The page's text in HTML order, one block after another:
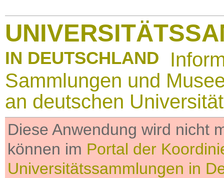
IN DEUTSCHLAND
Sammlungen und
an deutschen
Diese Anwendung wird nicht
können im Portal der
Universitätssammlungen in